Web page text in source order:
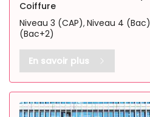
Coiffure
Niveau 3 (CAP), Niveau 4 (Bac)
(Bac+2)
En savoir plus